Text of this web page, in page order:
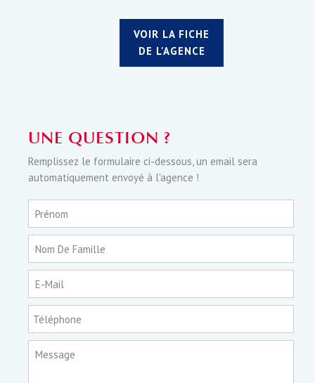
VOIR LA FICHE
DE L'AGENCE
UNE QUESTION ?
Remplissez le formulaire ci-dessous, un email sera
automatiquement envoyé à l'agence !
Prénom
Nom De Famille
E-Mail
Téléphone
Message